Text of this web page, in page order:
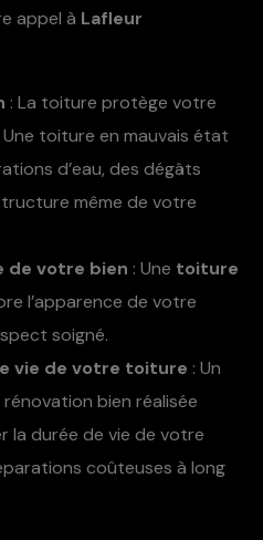
appel à Lafleur
: La toiture protège votre
toiture en mauvais état
d’eau, des dégâts
même de votre
de votre bien : Une toiture
l’apparence de votre
soigné.
vie de votre toiture : Un
bien réalisée
la durée de vie de votre
coûteuses à long